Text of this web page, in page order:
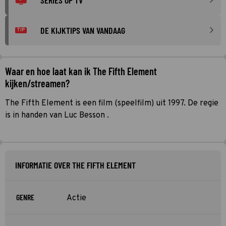
TIP DE KIJKTIPS VAN VANDAAG
Waar en hoe laat kan ik The Fifth Element
kijken/streamen?
The Fifth Element is een film (speelfilm) uit 1997. De regie
is in handen van Luc Besson .
INFORMATIE OVER THE FIFTH ELEMENT
GENRE Actie